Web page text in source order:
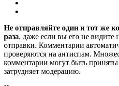
Не отправляйте один и тот же
раза, даже если вы его не видите
отправки. Комментарии
проверяются на антиспам.
комментарии могут быть приняты
затрудняет модерацию.